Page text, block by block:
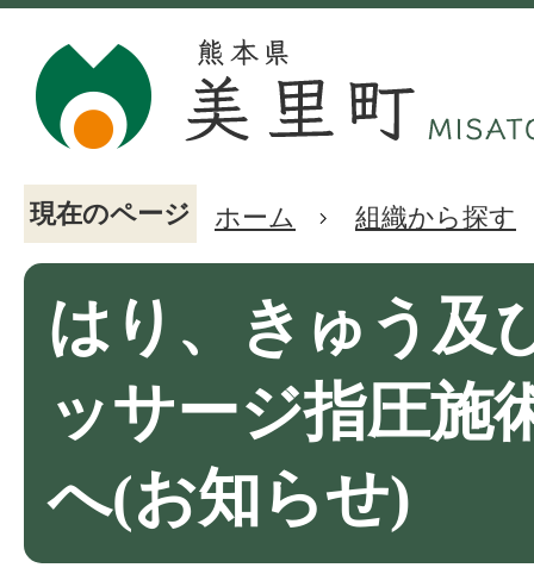
現在のページ ホーム 組織から探す
はり、きゅう及
ッサージ指圧施
へ(お知らせ)